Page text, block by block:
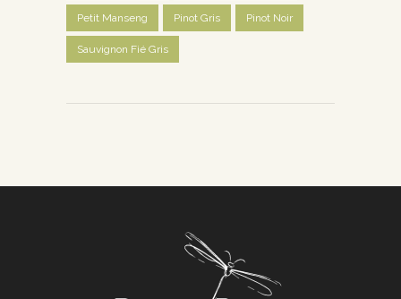
Petit Manseng Pinot Gris Pinot Noir
Sauvignon Fié Gris